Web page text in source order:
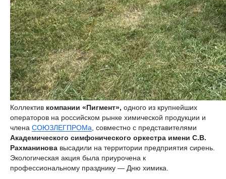
Коллектив компании «Пигмент», одного из крупнейших
операторов на российском рынке химической продукции и
члена СОЮЗЛЕГПРОМа , совместно с представителями
Академического симфонического оркестра имени С.В.
Рахманинова высадили на территории предприятия сирень.
Экологическая акция была приурочена к
профессиональному празднику — Дню химика.